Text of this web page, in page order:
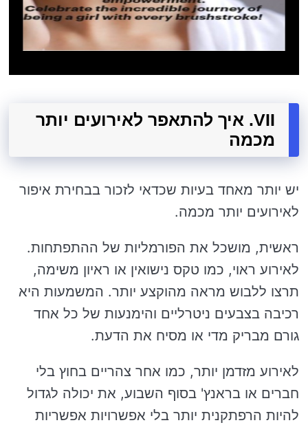
VII. איך להתאפר לאירועים יותר
מכמה
יש יותר מאחד בעיות שכדאי לזכור בבחירת איפור
לאירועים יותר מכמה.
ראשית, מושכל את הפורמליות של ההתפתחות.
לאירוע ראוי, כמו טקס נישואין או ראיון משימה,
תרצו ללבוש מראה מהוקצע יותר. המשמעות היא
רכיבה בצבעים ניטרליים והימנעות של כל אחד
גורם מבריק מדי או מסיח את הדעת.
לאירוע מזדמן יותר, כמו אחר צהריים בחוץ בלי
חברים או בראנץ' בסוף השבוע, את יכולה לגדול
להיות הרפתקנית יותר בלי אפשרויות אפשריות